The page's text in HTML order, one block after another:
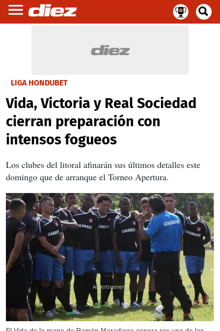
LIGA HONDUBET
Vida, Victoria y Real Sociedad
cierran preparación con
intensos fogueos
Los clubes del litoral afinarán sus últimos detalles este
domingo que de arranque el Torneo Apertura.
X